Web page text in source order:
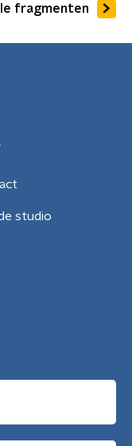
fragmenten
studio